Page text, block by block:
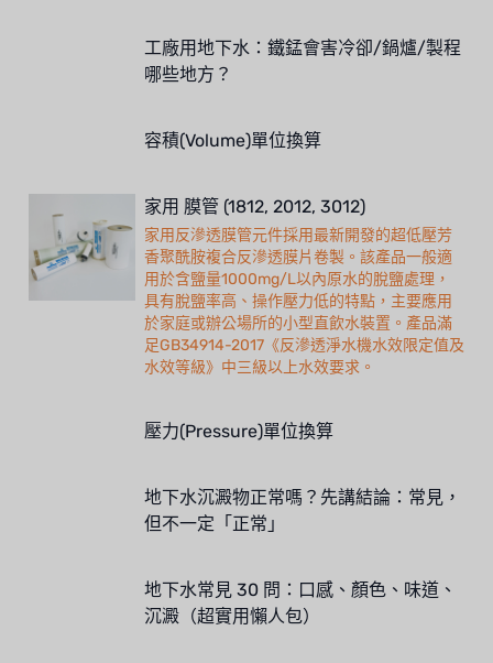
工廠用地下水：鐵錳會害冷卻/鍋爐/製程
哪些地方？
容積(Volume)單位換算
家用 膜管 (1812, 2012, 3012)
家用反滲透膜管元件採用最新開發的超低壓芳
香聚酰胺複合反滲透膜片卷製。該產品一般適
用於含鹽量1000mg/L以內原水的脫鹽處理，
具有脫鹽率高、操作壓力低的特點，主要應用
於家庭或辦公場所的小型直飲水裝置。產品滿
足GB34914-2017《反滲透淨水機水效限定值及
水效等級》中三級以上水效要求。
壓力(Pressure)單位換算
地下水沉澱物正常嗎？先講結論：常見，
但不一定「正常」
地下水常見 30 問：口感、顏色、味道、
沉澱（超實用懶人包）